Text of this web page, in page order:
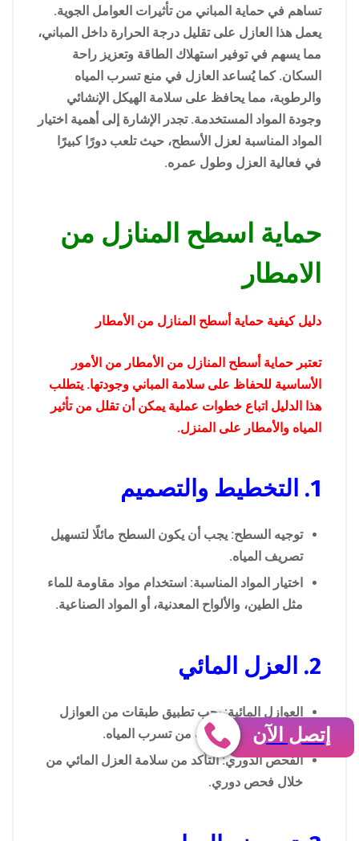
تساهم في حماية المباني من تأثيرات العوامل الجوية.
يعمل هذا العازل على تقليل درجة الحرارة داخل المباني،
مما يسهم في توفير استهلاك الطاقة وتعزيز راحة
السكان. كما يُساعد العازل في منع تسرب المياه
والرطوبة، مما يحافظ على سلامة الهيكل الإنشائي
وجودة المواد المستخدمة. تجدر الإشارة إلى أهمية اختيار
المواد المناسبة لعزل الأسطح، حيث تلعب دورًا كبيرًا
في فعالية العزل وطول عمره.
حماية اسطح المنازل من
الامطار
دليل كيفية حماية أسطح المنازل من الأمطار
تعتبر حماية أسطح المنازل من الأمطار من الأمور
الأساسية للحفاظ على سلامة المباني وجودتها. يتطلب
هذا الدليل اتباع خطوات عملية يمكن أن تقلل من تأثير
المياه والأمطار على المنزل.
1. التخطيط والتصميم
توجيه السطح: يجب أن يكون السطح مائلًا لتسهيل
تصريف المياه.
اختيار المواد المناسبة: استخدام مواد مقاومة للماء
مثل الطين، والألواح المعدنية، أو المواد الصناعية.
2. العزل المائي
العوازل المائية: يجب تطبيق طبقات من العوازل
المائية لتعزيز الحماية من تسرب المياه.
الفحص الدوري: التأكد من سلامة العزل المائي من
خلال فحص دوري.
إتصل الآن